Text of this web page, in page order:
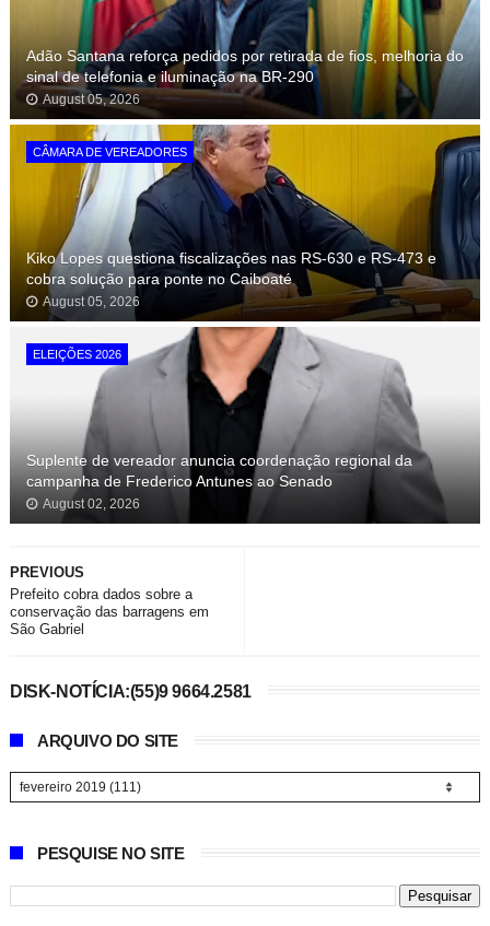
Adão Santana reforça pedidos por retirada de fios, melhoria do
sinal de telefonia e iluminação na BR-290
August 05, 2026
CÂMARA DE VEREADORES
Kiko Lopes questiona fiscalizações nas RS-630 e RS-473 e
cobra solução para ponte no Caiboaté
August 05, 2026
ELEIÇÕES 2026
Suplente de vereador anuncia coordenação regional da
campanha de Frederico Antunes ao Senado
August 02, 2026
PREVIOUS
Prefeito cobra dados sobre a
conservação das barragens em
São Gabriel
DISK-NOTÍCIA:(55)9 9664.2581
ARQUIVO DO SITE
PESQUISE NO SITE